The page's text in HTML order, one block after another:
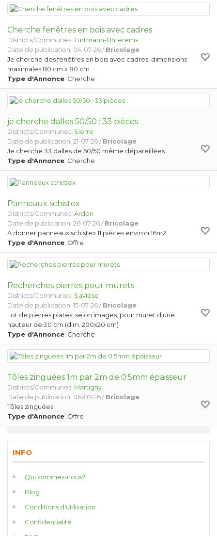
Cherche fenêtres en bois avec cadres
Districts/Communes:Turtmann-Unterems
Date de publication: 04-07-26 /Bricolage
Je cherche des fenêtres en bois avec cadres, dimensions
maximales 80 cm x 80 cm.
Type d'Annonce: Cherche
je cherche dalles 50/50 : 33 pièces
Districts/Communes: Sierre
Date de publication: 21-07-26 /Bricolage
Je cherche 33 dalles de 50/50 même dépareillées
Type d'Annonce: Cherche
Panneaux schistex
Districts/Communes: Ardon
Date de publication: 26-07-26 /Bricolage
A donner panneaux schistex 11 pièces environ 16m2
Type d'Annonce: Offre
Recherches pierres pour murets
Districts/Communes: Savièse
Date de publication: 15-07-26 /Bricolage
Lot de pierres plates, selon images, pour muret d'une
hauteur de 30 cm (dim. 200x20 cm)
Type d'Annonce: Cherche
Tôles zinguées 1m par 2m de 0.5mm épaisseur
Districts/Communes: Martigny
Date de publication: 06-07-26 /Bricolage
Tôles zinguées
Type d'Annonce: Offre
INFO
Qui sommes-nous?
Blog
Conditions d'utilisation
Confidentialité